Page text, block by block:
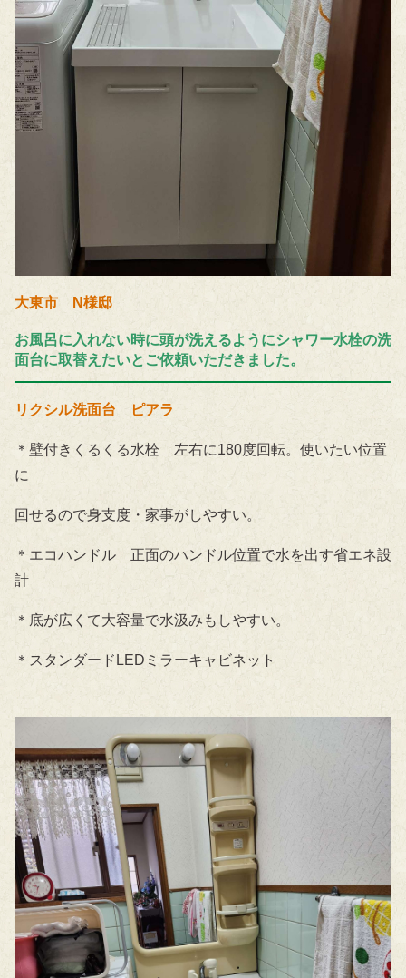
大東市 N様邸
お風呂に入れない時に頭が洗えるようにシャワー水栓の洗
面台に取替えたいとご依頼いただきました。
リクシル洗面台 ピアラ
＊壁付きくるくる水栓 左右に180度回転。使いたい位置
に
回せるので身支度・家事がしやすい。
＊エコハンドル 正面のハンドル位置で水を出す省エネ設
計
＊底が広くて大容量で水汲みもしやすい。
＊スタンダードLEDミラーキャビネット